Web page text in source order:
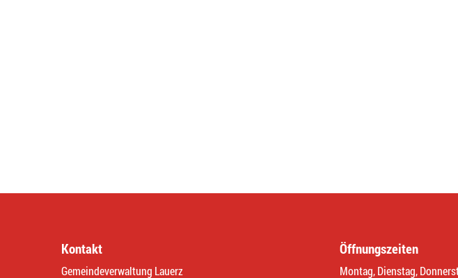
Kontakt
Gemeindeverwaltung Lauerz
Öffnungszeiten
Montag, Dienstag,